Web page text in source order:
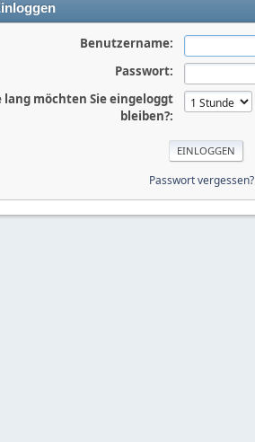
Benutzername:
Passwort:
lang möchten Sie eingeloggt
bleiben?:
Passwort vergessen?